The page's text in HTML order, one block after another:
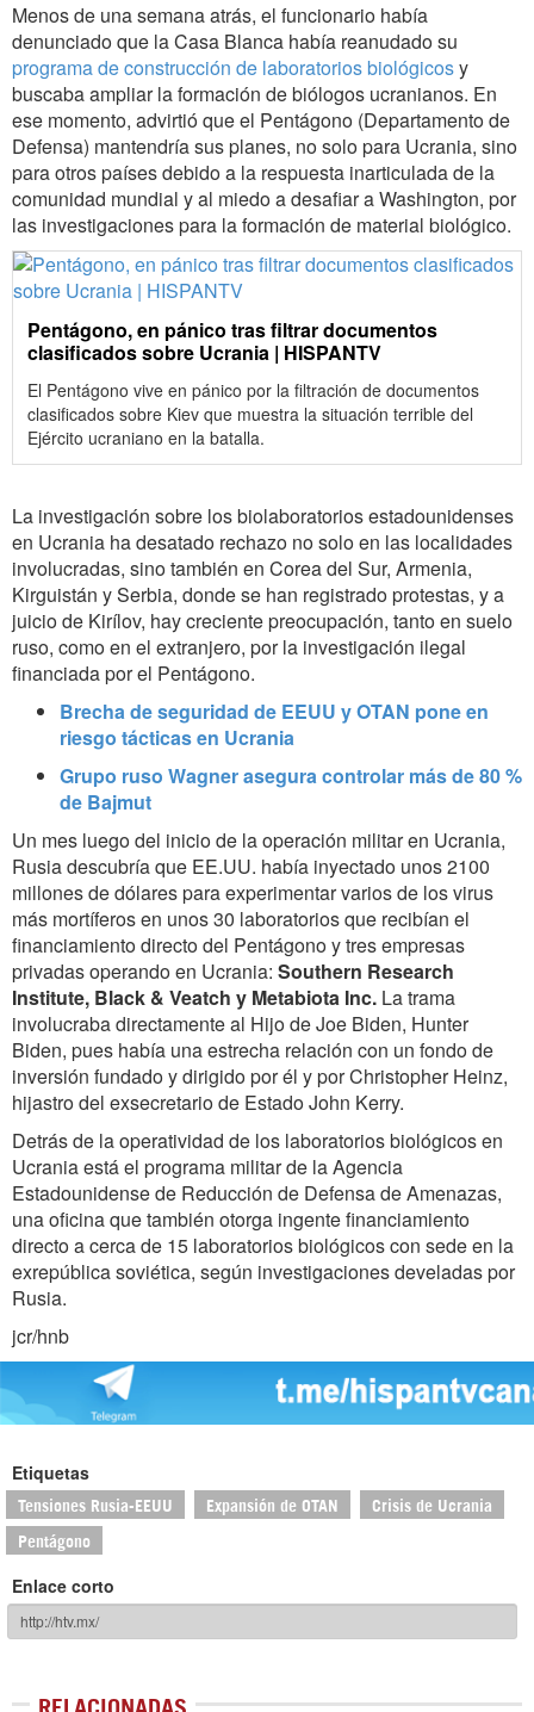
Menos de una semana atrás, el funcionario había
denunciado que la Casa Blanca había reanudado su
programa de construcción de laboratorios biológicosy
buscaba ampliar la formación de biólogos ucranianos. En
ese momento, advirtió que el Pentágono (Departamento de
Defensa) mantendría sus planes, no solo para Ucrania, sino
para otros países debido a la respuesta inarticulada de la
comunidad mundial y al miedo a desafiar a Washington, por
las investigaciones para la formación de material biológico.
Pentágono, en pánico tras filtrar documentos
clasificados sobre Ucrania | HISPANTV
El Pentágono vive en pánico por la filtración de documentos
clasificados sobre Kiev que muestra la situación terrible del
Ejército ucraniano en la batalla.
La investigación sobre los biolaboratorios estadounidenses
en Ucrania ha desatado rechazo no solo en las localidades
involucradas, sino también en Corea del Sur, Armenia,
Kirguistán y Serbia, donde se han registrado protestas, y a
juicio de Kirílov, hay creciente preocupación, tanto en suelo
ruso, como en el extranjero, por la investigación ilegal
financiada por el Pentágono.
Brecha de seguridad de EEUU y OTAN pone en
riesgo tácticas en Ucrania
Grupo ruso Wagner asegura controlar más de 80 %
de Bajmut
Un mes luego del inicio de la operación militar en Ucrania,
Rusia descubría que EE.UU. había inyectado unos 2100
millones de dólares para experimentar varios de los virus
más mortíferos en unos 30 laboratorios que recibían el
financiamiento directo del Pentágono y tres empresas
privadas operando en Ucrania: Southern Research
Institute, Black & Veatch y Metabiota Inc. La trama
involucraba directamente al Hijo de Joe Biden, Hunter
Biden, pues había una estrecha relación con un fondo de
inversión fundado y dirigido por él y por Christopher Heinz,
hijastro del exsecretario de Estado John Kerry.
Detrás de la operatividad de los laboratorios biológicos en
Ucrania está el programa militar de la Agencia
Estadounidense de Reducción de Defensa de Amenazas,
una oficina que también otorga ingente financiamiento
directo a cerca de 15 laboratorios biológicos con sede en la
exrepública soviética, según investigaciones develadas por
Rusia.
jcr/hnb
Etiquetas
Tensiones Rusia-EEUU Expansión de OTAN Crisis de Ucrania
Pentágono
Enlace corto
RELACIONADAS